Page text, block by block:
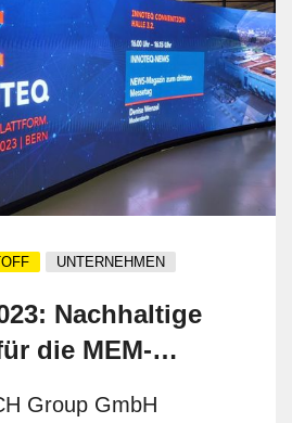
UNTERNEHMEN
Nachhaltige
die MEM-
Group GmbH